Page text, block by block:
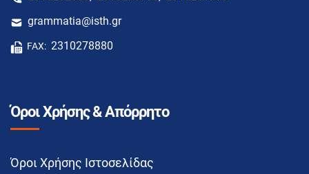
grammatia@isth.gr
FAX: 2310278880
Όροι Χρήσης & Απόρρητο
Όροι Χρήσης Ιστοσελίδας